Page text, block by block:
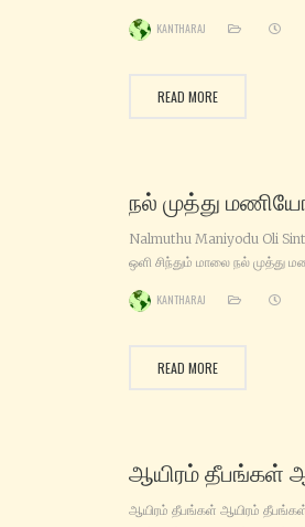
காலையிலும் மாலையிலும்
சாமி.. இருமுடிய‌
KANTHARAJ
READ MORE
நல் முத்து
Nalmuthu Maniyodu Oli
ஒளி சிந்தும் மாலை நல் முத்து
கனகமணி கண்டனின் துளசி
அழகுமணி மாலை… பம்பையில்
KANTHARAJ
READ MORE
ஆயிரம் தீபங்கள்
ஆயிரம் தீபங்கள் ஆயிரம்